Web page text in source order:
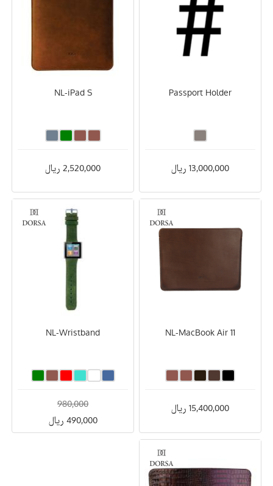
Passport Holder
13,000,000 ریال
NL-iPad S
2,520,000 ریال
NL-MacBook Air 11
15,400,000 ریال
NL-Wristband
980,000
490,000 ریال